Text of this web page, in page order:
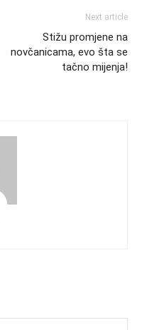
Next article
Stižu promjene na
novčanicama, evo šta se
tačno mijenja!